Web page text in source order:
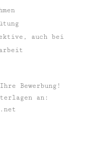
auch bei
Bewerbung!
an: